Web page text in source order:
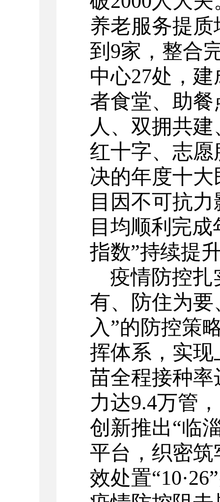
养老服务提
到 9家，整合
中心27处，建
者食堂、助餐
人、双拥共
红十字、志
决的年度十
目因不可抗
目均顺利完
指数”持续提
疫情防控扎
有、防住为
入”的防控策
挥体系，实
苗全程接种率
力达9.4万管
创新推出“临
平台，织密
效处置“10·26